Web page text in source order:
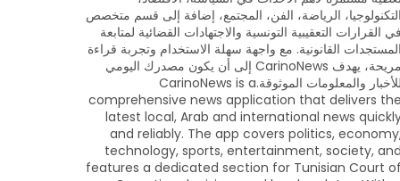
التكنولوجيا، الرياضة، الفن، المجتمع، إضافة إلى قسم متخصص
في القرارات التعقيبية التونسية والاجتهادات القضائية لمتابعة
المستجدات القانونية. مع واجهة سهلة الاستخدام وتجربة قراءة
مريحة، يهدف CarinoNews إلى أن يكون مصدرك اليومي
للأخبار والمعلومات الموثوقة.CarinoNews is a
comprehensive news application that delivers the
latest local, Arab and international news
and reliably. The app covers politics,
technology, sports, entertainment, society, and
features a dedicated section for Tunisian Court of